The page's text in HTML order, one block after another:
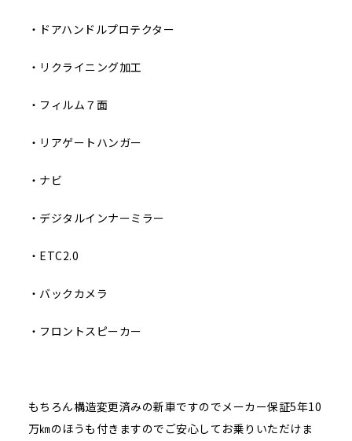
・ドアハンドルプロテクター
・リクライニング加工
・フィルム７面
・リアゲートハンガー
・ナビ
・デジタルインナーミラー
・ETC2.0
・バックカメラ
・フロントスピーカー
もちろん構造変更済みの新車ですのでメーカー保証5年10
万㎞のほうも付きますのでご安心してお乗りいただけま